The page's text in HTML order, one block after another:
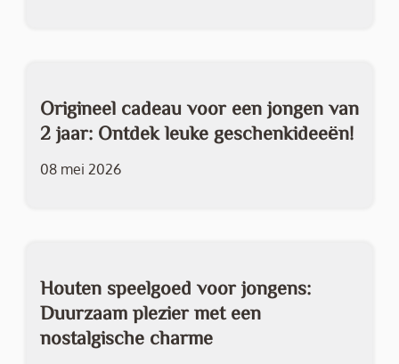
Origineel cadeau voor een jongen van
2 jaar: Ontdek leuke geschenkideeën!
08 mei 2026
Houten speelgoed voor jongens:
Duurzaam plezier met een
nostalgische charme